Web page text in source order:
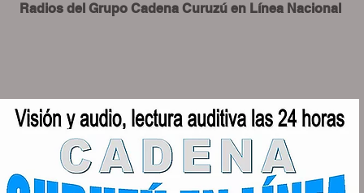
Radios del Grupo Cadena Curuzú en Línea Nacional